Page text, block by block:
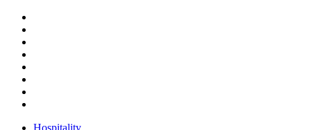
Hospitality